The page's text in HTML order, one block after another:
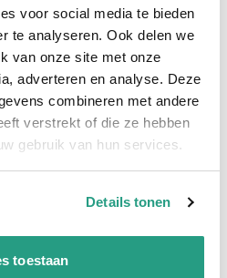
voor social media te bieden
te analyseren. Ook delen we
van onze site met onze
adverteren en analyse. Deze
combineren met andere
verstrekt of die ze hebben
gebruik van hun services.
Details tonen
toestaan
90mm
op
t/m vr van 08:00 tot 17:00 uur.